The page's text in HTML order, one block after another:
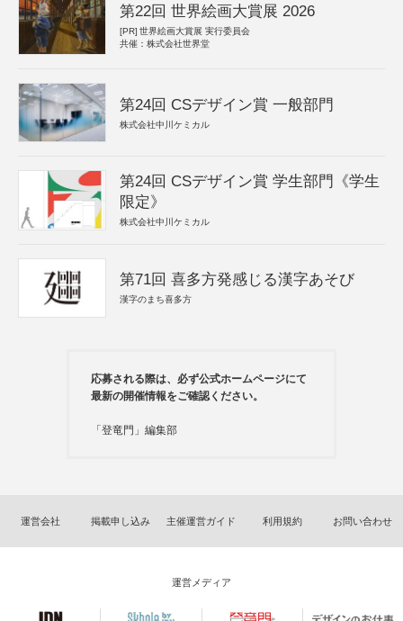
第22回 世界絵画大賞展 2026
[PR] 世界絵画大賞展 実行委員会
共催：株式会社世界堂
第24回 CSデザイン賞 一般部門
株式会社中川ケミカル
第24回 CSデザイン賞 学生部門《学生
限定》
株式会社中川ケミカル
第71回 喜多方発感じる漢字あそび
漢字のまち喜多方
応募される際は、必ず公式ホームページにて
最新の開催情報をご確認ください。
「登竜門」編集部
運営会社 掲載申し込み 主催運営ガイド 利用規約 お問い合わせ
運営メディア